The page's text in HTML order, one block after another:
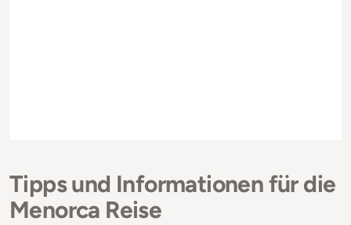
Tipps und Informationen für die
Menorca Reise